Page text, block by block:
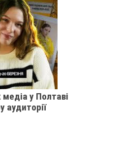
у Полтаві
аудиторії